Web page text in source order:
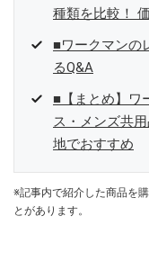
種類を比較！
■ワークマンの
るQ&A
■【まとめ】ワ
ス・メンズ共
地でおすすめ
※記事内で紹介した商品を
とがあります。